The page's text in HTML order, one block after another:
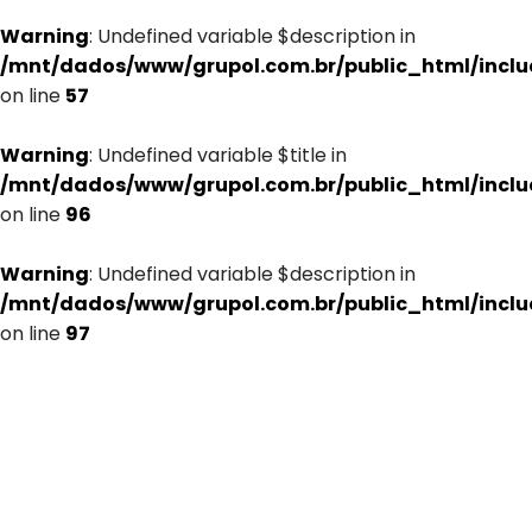
Warning: Undefined variable $description in
/mnt/dados/www/grupol.com.br/public_html/
on line 57
Warning: Undefined variable $title in
/mnt/dados/www/grupol.com.br/public_html/
on line 96
Warning: Undefined variable $description in
/mnt/dados/www/grupol.com.br/public_html/
on line 97